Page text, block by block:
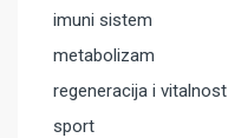
imuni sistem
metabolizam
regeneracija i vitalnost
sport